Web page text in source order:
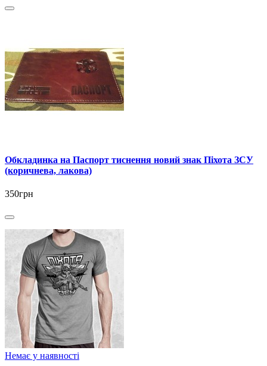
Обкладинка на Паспорт тиснення новий знак Піхота ЗСУ
(коричнева, лакова)
350грн
Немає у наявності